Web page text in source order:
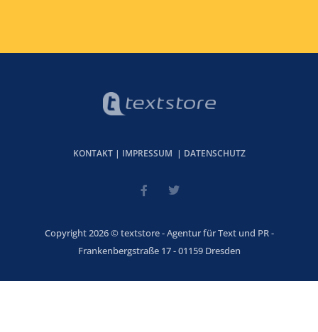
KONTAKT| IMPRESSUM | DATENSCHUTZ
Copyright 2026 © textstore - Agentur für Text und PR -
Frankenbergstraße 17 - 01159 Dresden